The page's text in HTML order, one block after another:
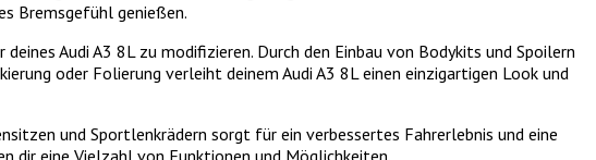
Bremsgefühl genießen.
Audi A3 8L zu modifizieren. Durch den Einbau von Bodykits und Spoilern
oder Folierung verleiht deinem Audi A3 8L einen einzigartigen Look und
und Sportlenkrädern sorgt für ein verbessertes Fahrerlebnis und eine
dir eine Vielzahl von Funktionen und Möglichkeiten.